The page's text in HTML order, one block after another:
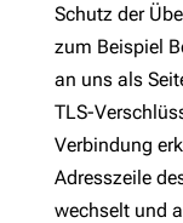
Schutz der
zum Beispiel
an uns als
TLS-
Verbindung
Adresszeile
wechselt und